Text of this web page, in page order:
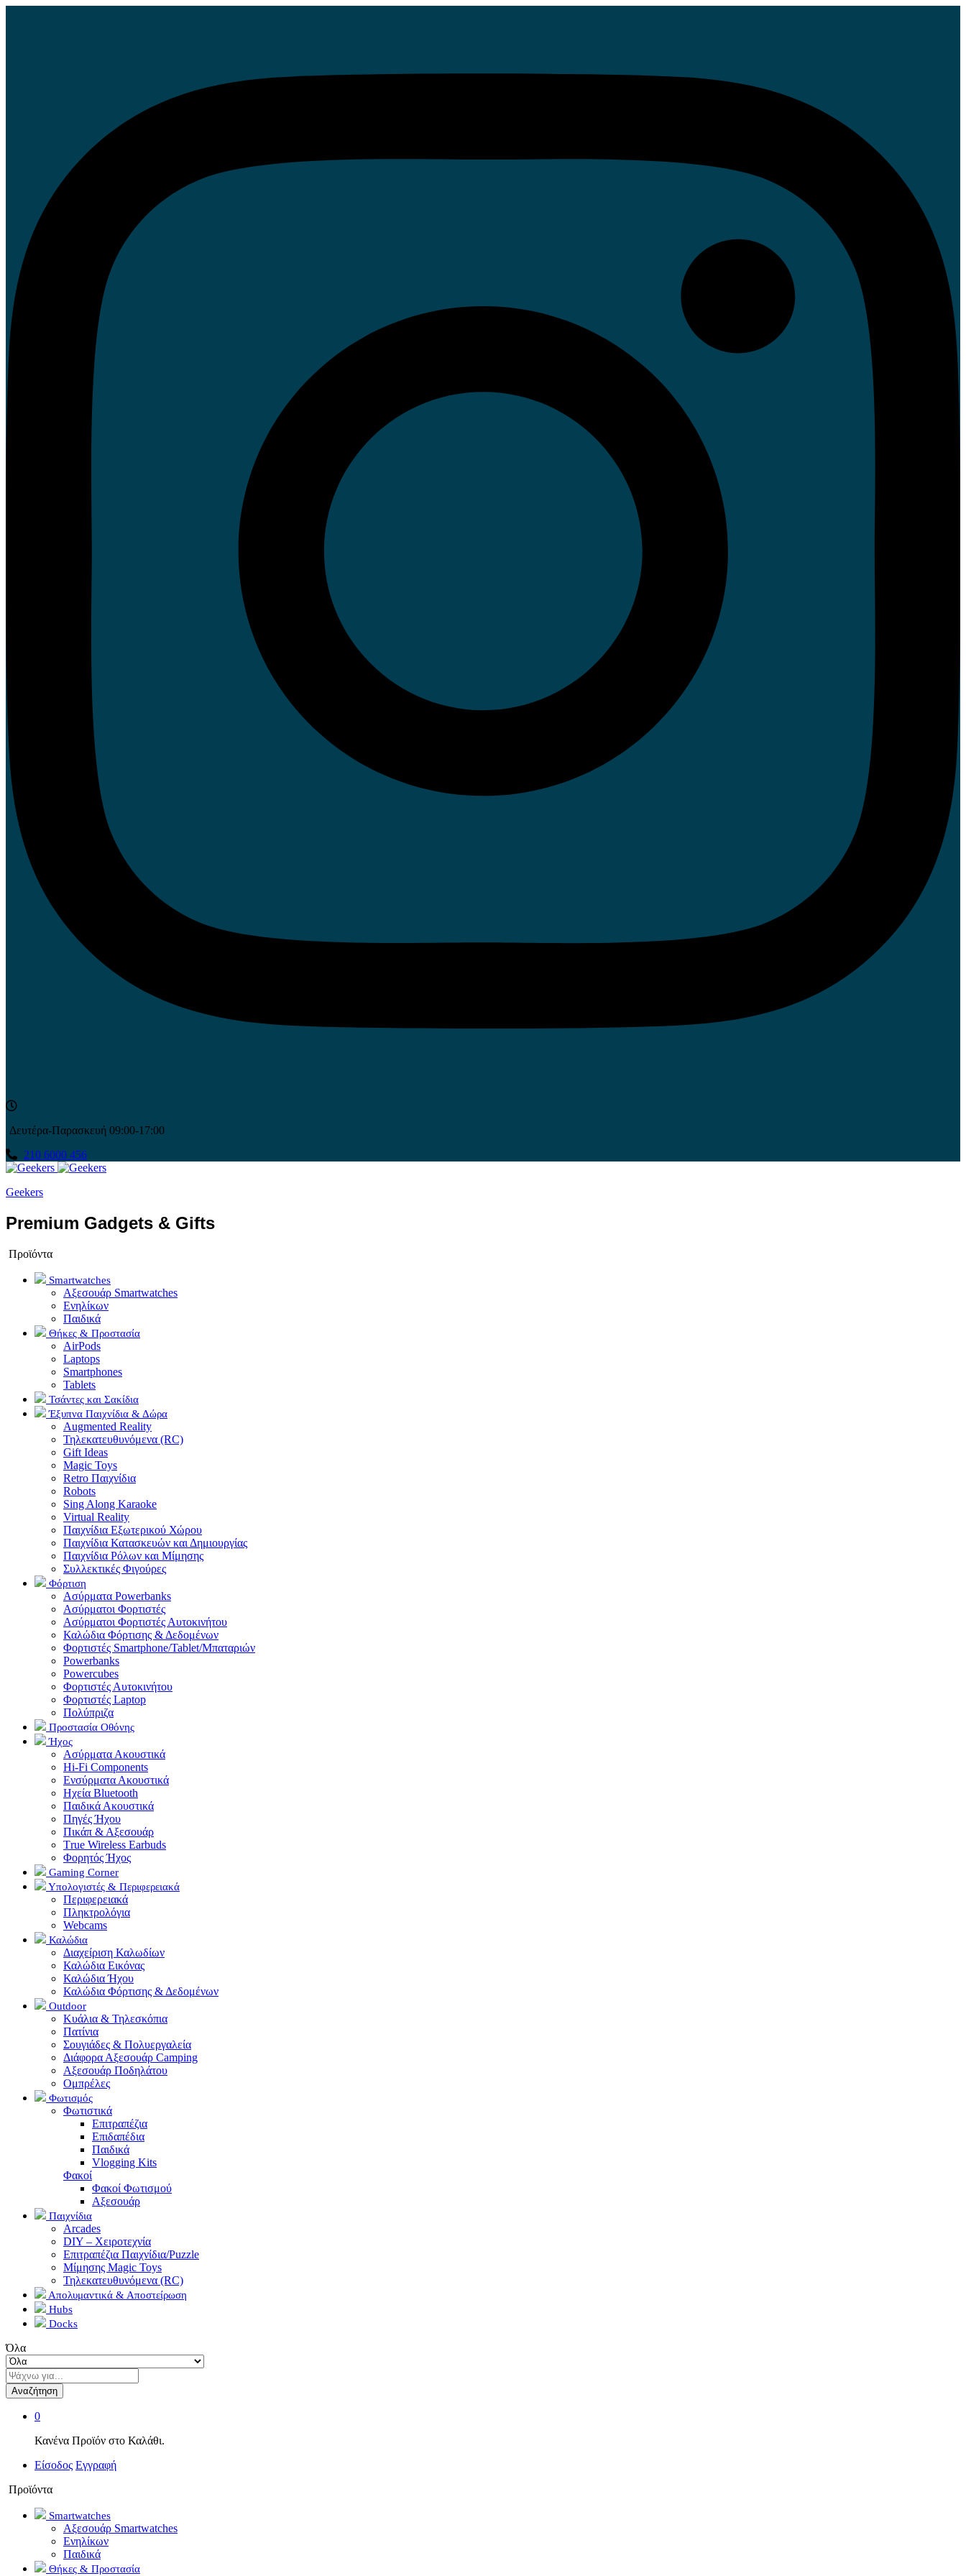
Δευτέρα-Παρασκευή 09:00-17:00
210 6000 456
Geekers
Premium Gadgets & Gifts
Προϊόντα
Smartwatches
Αξεσουάρ Smartwatches
Ενηλίκων
Παιδικά
Θήκες & Προστασία
AirPods
Laptops
Smartphones
Tablets
Τσάντες και Σακίδια
Έξυπνα Παιχνίδια & Δώρα
Augmented Reality
Τηλεκατευθυνόμενα (RC)
Gift Ideas
Magic Toys
Retro Παιχνίδια
Robots
Sing Along Karaoke
Virtual Reality
Παιχνίδια Εξωτερικού Χώρου
Παιχνίδια Κατασκευών και Δημιουργίας
Παιχνίδια Ρόλων και Μίμησης
Συλλεκτικές Φιγούρες
Φόρτιση
Ασύρματα Powerbanks
Aσύρματοι Φορτιστές
Ασύρματοι Φορτιστές Αυτοκινήτου
Καλώδια Φόρτισης & Δεδομένων
Φορτιστές Smartphone/Tablet/Μπαταριών
Powerbanks
Powercubes
Φορτιστές Αυτοκινήτου
Φορτιστές Laptop
Πολύπριζα
Προστασία Οθόνης
Ήχος
Ασύρματα Ακουστικά
Hi-Fi Components
Ενσύρματα Ακουστικά
Ηχεία Bluetooth
Παιδικά Ακουστικά
Πηγές Ήχου
Πικάπ & Αξεσουάρ
Τrue Wireless Earbuds
Φορητός Ήχος
Gaming Corner
Υπολογιστές & Περιφερειακά
Περιφερειακά
Πληκτρολόγια
Webcams
Καλώδια
Διαχείριση Καλωδίων
Καλώδια Εικόνας
Καλώδια Ήχου
Καλώδια Φόρτισης & Δεδομένων
Outdoor
Κυάλια & Τηλεσκόπια
Πατίνια
Σουγιάδες & Πολυεργαλεία
Διάφορα Αξεσουάρ Camping
Αξεσουάρ Ποδηλάτου
Ομπρέλες
Φωτισμός
Φωτιστικά
Επιτραπέζια
Επιδαπέδια
Παιδικά
Vlogging Kits
Φακοί
Φακοί Φωτισμού
Αξεσουάρ
Παιχνίδια
Arcades
DIY – Χειροτεχνία
Επιτραπέζια Παιχνίδια/Puzzle
Μίμησης Magic Toys
Τηλεκατευθυνόμενα (RC)
Απολυμαντικά & Αποστείρωση
Hubs
Docks
Όλα
Αναζήτηση
0
Κανένα Προϊόν στο Καλάθι.
Είσοδος Εγγραφή
Προϊόντα
Smartwatches
Αξεσουάρ Smartwatches
Ενηλίκων
Παιδικά
Θήκες & Προστασία